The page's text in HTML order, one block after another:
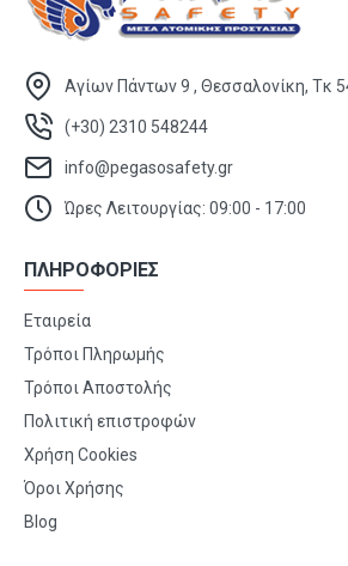
Αγίων Πάντων 9 , Θεσσαλονίκη, Τκ
(+30) 2310 548244
info@pegasosafety.gr
Ώρες Λειτουργίας: 09:00 - 17:00
ΠΛΗΡΟΦΟΡΙΕΣ
Εταιρεία
Τρόποι Πληρωμής
Τρόποι Αποστολής
Πολιτική επιστροφών
Χρήση Cookies
Όροι Χρήσης
Blog